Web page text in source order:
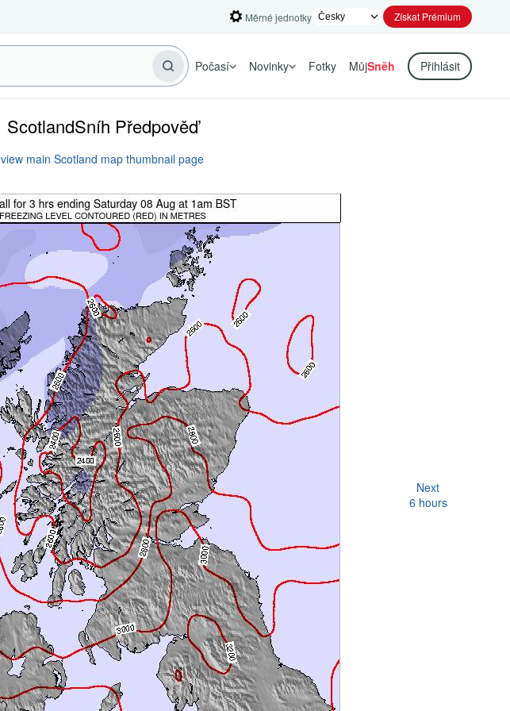
Měrné jednotky Získat Prémium
Počasí Novinky Fotky MůjSněh Přihlásit
ScotlandSníh Předpověď
view main Scotland map thumbnail page
Next
6 hours